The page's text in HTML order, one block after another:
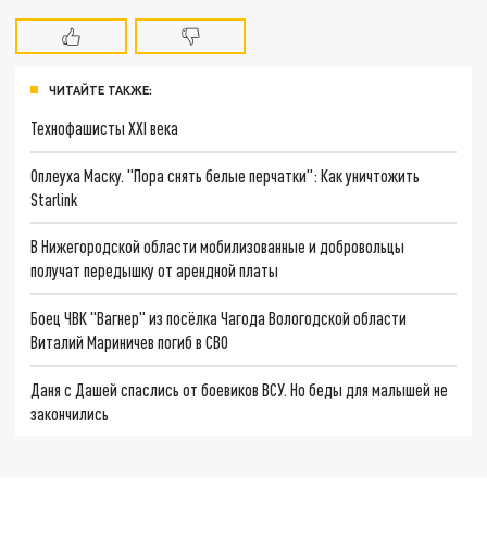
ЧИТАЙТЕ ТАКЖЕ:
Технофашисты XXI века
Оплеуха Маску. "Пора снять белые перчатки": Как уничтожить
Starlink
В Нижегородской области мобилизованные и добровольцы
получат передышку от арендной платы
Боец ЧВК "Вагнер" из посёлка Чагода Вологодской области
Виталий Мариничев погиб в СВО
Даня с Дашей спаслись от боевиков ВСУ. Но беды для малышей не
закончились